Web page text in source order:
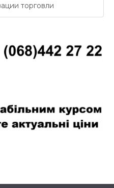
торговли